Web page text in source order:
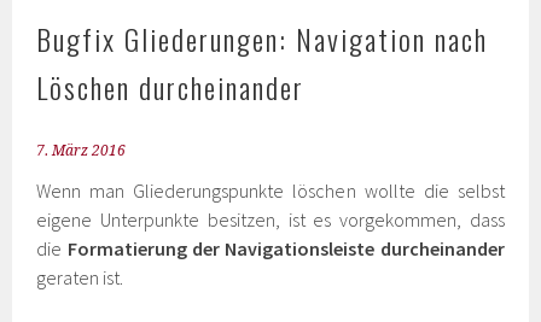
Bugfix Gliederungen: Navigation nach
Löschen durcheinander
7. März 2016
Wenn man Gliederungspunkte löschen wollte die selbst
eigene Unterpunkte besitzen, ist es vorgekommen, dass
die Formatierung der Navigationsleiste durcheinander
geraten ist.